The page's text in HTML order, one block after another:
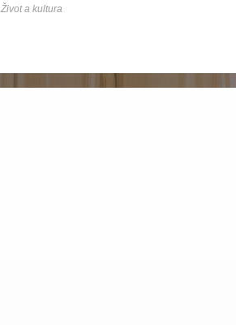
Život a kultura